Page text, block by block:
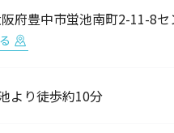
府豊中市蛍池南町2-11-8
より徒歩約10分